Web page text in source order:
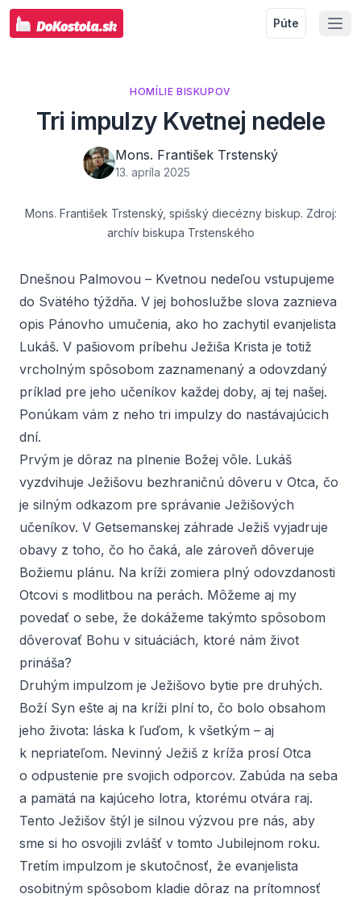
Púte
HOMÍLIE BISKUPOV
Tri impulzy Kvetnej nedele
Mons. František Trstenský
13. apríla 2025
Mons. František Trstenský, spišský diecézny biskup. Zdroj:
archív biskupa Trstenského
Dnešnou Palmovou – Kvetnou nedeľou vstupujeme
do Svätého týždňa. V jej bohoslužbe slova zaznieva
opis Pánovho umučenia, ako ho zachytil evanjelista
Lukáš. V pašiovom príbehu Ježiša Krista je totiž
vrcholným spôsobom zaznamenaný a odovzdaný
príklad pre jeho učeníkov každej doby, aj tej našej.
Ponúkam vám z neho tri impulzy do nastávajúcich
dní.
Prvým je dôraz na plnenie Božej vôle. Lukáš
vyzdvihuje Ježišovu bezhraničnú dôveru v Otca, čo
je silným odkazom pre správanie Ježišových
učeníkov. V Getsemanskej záhrade Ježiš vyjadruje
obavy z toho, čo ho čaká, ale zároveň dôveruje
Božiemu plánu. Na kríži zomiera plný odovzdanosti
Otcovi s modlitbou na perách. Môžeme aj my
povedať o sebe, že dokážeme takýmto spôsobom
dôverovať Bohu v situáciách, ktoré nám život
prináša?
Druhým impulzom je Ježišovo bytie pre druhých.
Boží Syn ešte aj na kríži plní to, čo bolo obsahom
jeho života: láska k ľuďom, k všetkým – aj
k nepriateľom. Nevinný Ježiš z kríža prosí Otca
o odpustenie pre svojich odporcov. Zabúda na seba
a pamätá na kajúceho lotra, ktorému otvára raj.
Tento Ježišov štýl je silnou výzvou pre nás, aby
sme si ho osvojili zvlášť v tomto Jubilejnom roku.
Tretím impulzom je skutočnosť, že evanjelista
osobitným spôsobom kladie dôraz na prítomnosť